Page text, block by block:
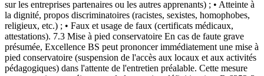
sur les entreprises partenaires ou les autres apprenants) ; • Atteinte à
la dignité, propos discriminatoires (racistes, sexistes, homophobes,
religieux, etc.) ; • Faux et usage de faux (certificats médicaux,
attestations). 7.3 Mise à pied conservatoire En cas de faute grave
présumée, Excellence BS peut prononcer immédiatement une mise à
pied conservatoire (suspension de l'accès aux locaux et aux activités
pédagogiques) dans l'attente de l'entretien préalable. Cette mesure